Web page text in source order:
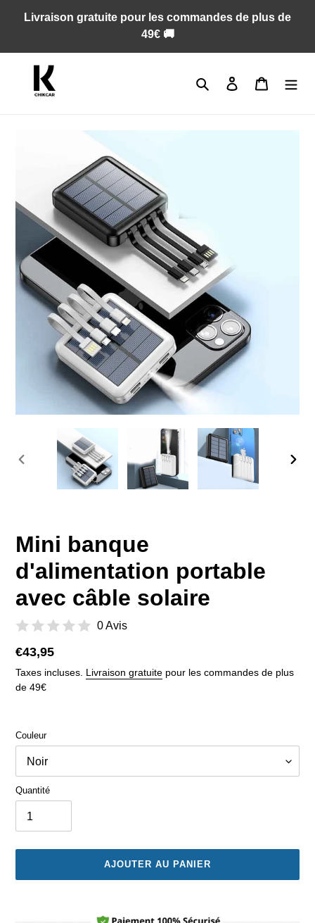
Livraison gratuite pour les commandes de plus de
49€ 🚚
RechercherSe connecter
Panier
DIAPOSITIVE
PRÉCÉDENTE
Mini banque
d'alimentation portable
avec câble solaire
0 Avis
Prix
normal
€43,95
Taxes incluses. Livraison gratuite pour les commandes de plus
de 49€
Couleur
Quantité
AJOUTER AU PANIER